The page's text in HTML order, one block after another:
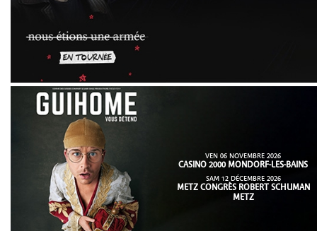
VEN 06 NOVEMBRE 2026
CASINO 2000 MONDORF-LES-BAINS
SAM 12 DÉCEMBRE 2026
METZ CONGRÈS ROBERT SCHUMAN
METZ